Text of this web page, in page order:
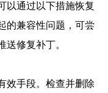
以通过以下措施恢复
的兼容性问题，可尝
修复补丁。
效手段。检查并删除